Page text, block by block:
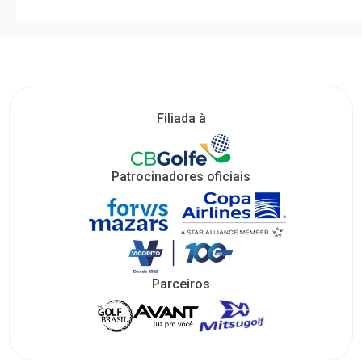
Filiada à
Patrocinadores oficiais
Parceiros